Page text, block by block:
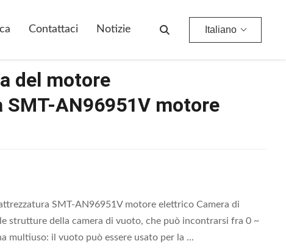
Contattaci Notizie Italiano
del motore
AN96951V motore
SMT-AN96951V motore elettrico Camera di
strutture della camera di vuoto, che può incontrarsi fra 0 ~
multiuso: il vuoto può essere usato per la ...